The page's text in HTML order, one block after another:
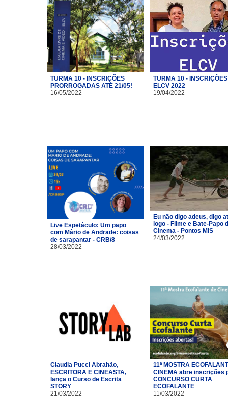
TURMA 10 - INSCRIÇÕES
PRORROGADAS ATÉ 21/05!
16/05/2022
TURMA 10 - INSCRIÇÕES
ELCV 2022
19/04/2022
Live Espetáculo: Um papo
com Mário de Andrade: coisas
de sarapantar - CRB/8
28/03/2022
Eu não digo adeus, digo
logo - Filme e Bate-Papo
Cinema - Pontos MIS
24/03/2022
Claudia Pucci Abrahão,
ESCRITORA E CINEASTA,
lança o Curso de Escrita
STORY
21/03/2022
11ª MOSTRA
CINEMA abre inscrições
CONCURSO CURTA
ECOFALANTE
11/03/2022